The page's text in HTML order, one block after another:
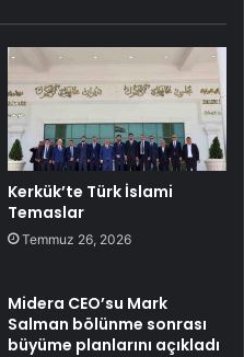
Kerkük’te Türk İslami
Temaslar
Temmuz 26, 2026
Midera CEO’su Mark
Salman bölünme sonrası
büyüme planlarını açıkladı